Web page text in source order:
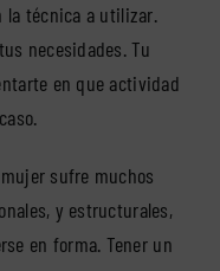
la técnica a utilizar.
necesidades. Tu
en que actividad
sufre muchos
y estructurales,
en forma. Tener un